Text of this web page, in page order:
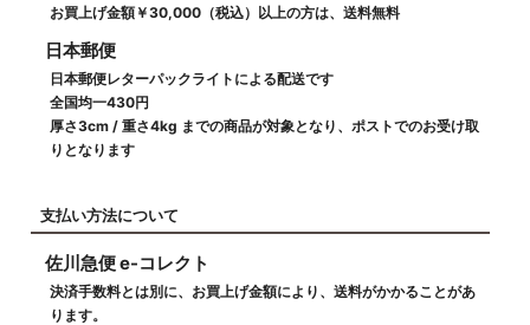
お買上げ金額￥30,000（税込）以上の方は、送料無料
日本郵便
日本郵便レターパックライトによる配送です
全国均一430円
厚さ3cm / 重さ4kg までの商品が対象となり、ポストでのお受け取
りとなります
支払い方法について
佐川急便 e-コレクト
決済手数料とは別に、お買上げ金額により、送料がかかることがあ
ります。